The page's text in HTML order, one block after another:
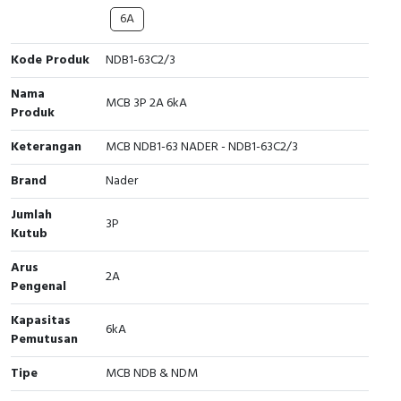
Interactive Flat Panel (IFP)
Extension Power Socket
Vacuum
EcoStruxure Terminal Expert
Pendant / Crane Controller
Panel Kendali
Selector Iluminasi
Flash Buzzers
Potensiometer
Joystick Controller
Foot Switch
Tower Light
Accessories
Exlhoist / Wireless Crane Controller
Terminal Block
Engsel / Hinge
Industrial Plug & Socket
Busbar
Junction Box
MCB Box
Motion Sensors
Accessories
Accessories Elektrikal
Empty Box
FRENIC
Electric Motor
Accessories
Digistart
Compact Data Loggers
Field Measuring
6A
Kode Produk
NDB1-63C2/3
Nama
Produk
MCB 3P 2A 6kA
Keterangan
MCB NDB1-63 NADER - NDB1-63C2/3
Brand
Nader
Jumlah
Kutub
3P
Arus
Pengenal
2A
Kapasitas
Pemutusan
6kA
Tipe
MCB NDB & NDM